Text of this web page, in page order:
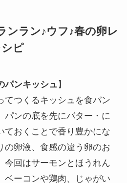
ンラン♪ウフ♪春の卵レ
ピ
パンキッシュ 】
てつくるキッシュを食パン
パンの底を先にバター・に
ておくことで香り豊かにな
の卵液、食感の違う卵のお
今回はサーモンとほうれん
ベーコンや鶏肉、じゃがい